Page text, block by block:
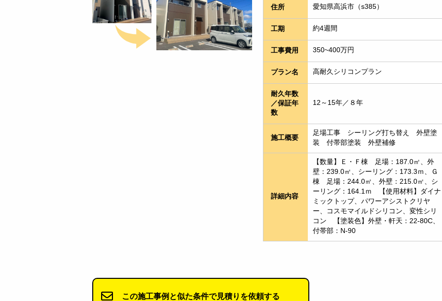
住所 愛知県高浜市（s385）
工期 約4週間
工事費用 350~400万円
プラン名 高耐久シリコンプラン
耐久年数
／保証年
数
12～15年／８年
施工概要
足場工事　シーリング打ち替え　外壁塗
装　付帯部塗装　外壁補修
詳細内容
【数量】Ｅ・Ｆ棟　足場：187.0㎡、外
壁：239.0㎡、シーリング：173.3ｍ、Ｇ
棟　足場：244.0㎡、外壁：215.0㎡、シ
ーリング：164.1ｍ　【使用材料】ダイナ
ミックトップ、パワーアシストクリヤ
ー、コスモマイルドシリコン、変性シリ
コン　【塗装色】外壁・軒天：22-80C、
付帯部：N-90
この施工事例と似た条件で見積りを依頼する